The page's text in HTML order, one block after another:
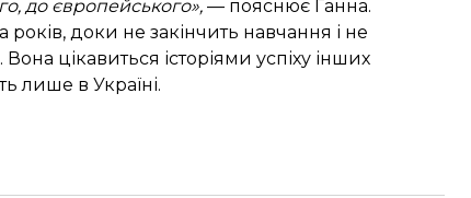
до європейського», — пояснює Ганна.
років, доки не закінчить навчання і не
цікавиться історіями успіху інших
лише в Україні.